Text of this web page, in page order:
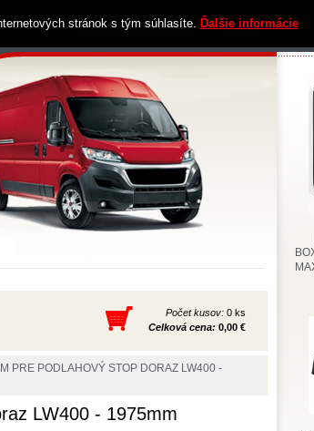
Obchodné podmienky Kontakt
Počet kusov: 0 ks
Celková cena: 0,00 €
PRE PODLAHOVÝ STOP DORAZ LW400 -
LW400 - 1975mm
stránok s tým súhlasíte. Ďalšie informácie